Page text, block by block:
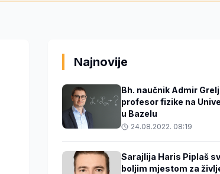
Najnovije
Bh. naučnik Admir
profesor fizike na
u Bazelu
24.08.2022. 08:19
Sarajlija Haris Piplaš
boljim mjestom za